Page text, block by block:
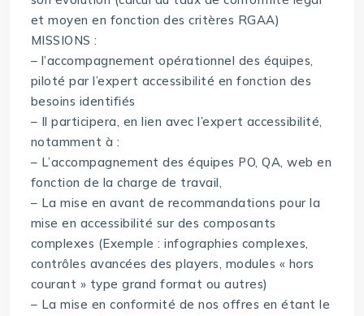
et moyen en fonction des critères RGAA)
MISSIONS :
– l’accompagnement opérationnel des équipes,
piloté par l’expert accessibilité en fonction des
besoins identifiés
– Il participera, en lien avec l’expert accessibilité,
notamment à :
– L’accompagnement des équipes PO, QA, web en
fonction de la charge de travail,
– La mise en avant de recommandations pour la
mise en accessibilité sur des composants
complexes (Exemple : infographies complexes,
contrôles avancées des players, modules « hors
courant » type grand format ou autres)
– La mise en conformité de nos offres en étant le